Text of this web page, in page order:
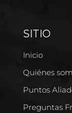
SITIO
Inicio
Quiénes
Puntos
Preguntas